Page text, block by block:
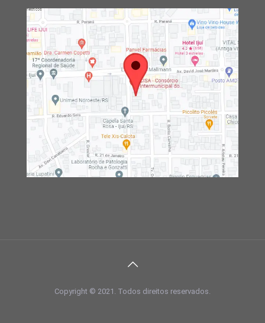
Copyright © 2021. Todos direitos reservados.